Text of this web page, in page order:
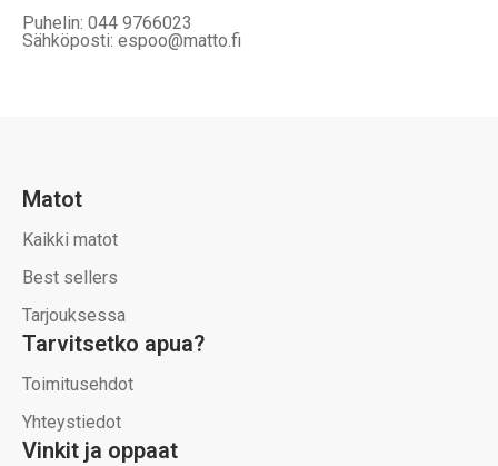
Puhelin: 044 9766023
Sähköposti: espoo@matto.fi
Matot
Kaikki matot
Best sellers
Tarjouksessa
Tarvitsetko apua?
Toimitusehdot
Yhteystiedot
Vinkit ja oppaat